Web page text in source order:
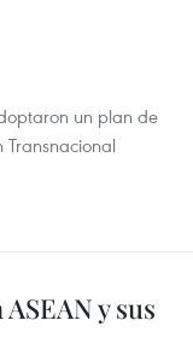
un plan de
y sus